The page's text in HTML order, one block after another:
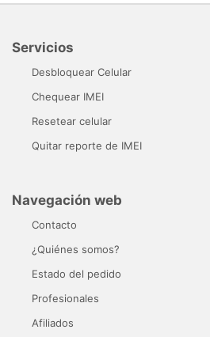
Servicios
Desbloquear Celular
Chequear IMEI
Resetear celular
Quitar reporte de IMEI
Navegación web
Contacto
¿Quiénes somos?
Estado del pedido
Profesionales
Afiliados